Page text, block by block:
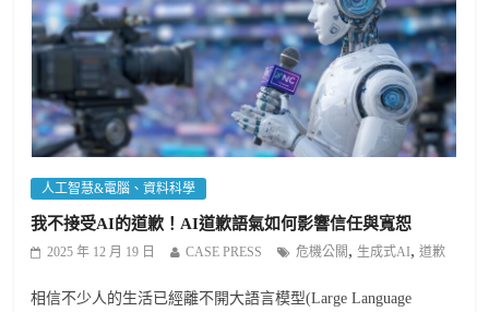
人工智慧&電腦、資料科學
我不接受AI的道歉！AI道歉語氣如何影響信任與寬恕
2025 年 12 月 19 日 CASE PRESS 危機公關 , 生成式AI,道歉
相信不少人的生活已經離不開大語言模型(Large Language